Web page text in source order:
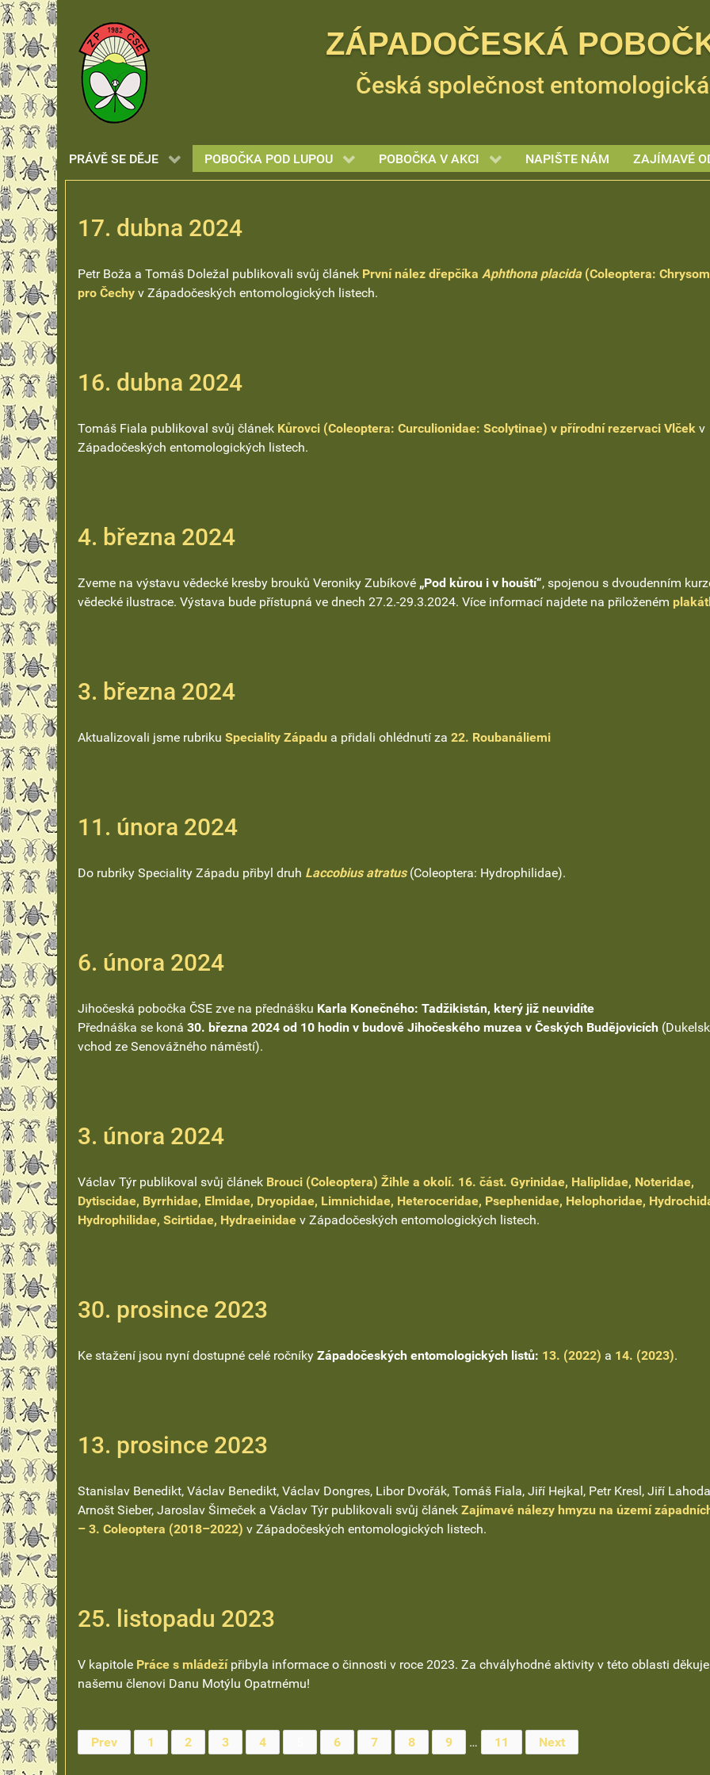
ZÁPADOČESKÁ
Česká společnost entomologická
PRÁVĚ SE DĚJE POBOČKA POD LUPOU POBOČKA V AKCI NAPIŠTE NÁM ZAJÍMAVÉ
17. dubna 2024
Petr Boža a Tomáš Doležal publikovali svůj článek První nález dřepčíka Aphthona placida(Coleoptera:
pro Čechy v Západočeských entomologických listech.
16. dubna 2024
Tomáš Fiala publikoval svůj článek Kůrovci (Coleoptera: Curculionidae: Scolytinae) v přírodní rezervaci Vlček v
Západočeských entomologických listech.
4. března 2024
Zveme na výstavu vědecké kresby brouků Veroniky Zubíkové „Pod kůrou i v houští“, spojenou s dvoudenním
vědecké ilustrace. Výstava bude přístupná ve dnech 27.2.-29.3.2024. Více informací najdete na přiloženém
3. března 2024
Aktualizovali jsme rubriku Speciality Západu a přidali ohlédnutí za 22. Roubanáliemi
11. února 2024
Do rubriky Speciality Západu přibyl druh Laccobius atratus(Coleoptera: Hydrophilidae).
6. února 2024
Jihočeská pobočka ČSE zve na přednášku Karla Konečného: Tadžikistán, který již neuvidíte
Přednáška se koná 30. března 2024 od 10 hodin v budově Jihočeského muzea v Českých Budějovicích
vchod ze Senovážného náměstí).
3. února 2024
Václav Týr publikoval svůj článek Brouci (Coleoptera) Žihle a okolí. 16. část. Gyrinidae, Haliplidae, Noteridae,
Dytiscidae, Byrrhidae, Elmidae, Dryopidae, Limnichidae, Heteroceridae, Psephenidae, Helophoridae,
Hydrophilidae, Scirtidae, Hydraeinidae v Západočeských entomologických listech.
30. prosince 2023
Ke stažení jsou nyní dostupné celé ročníky Západočeských entomologických listů: 13. (2022) a 14. (2023).
13. prosince 2023
Stanislav Benedikt, Václav Benedikt, Václav Dongres, Libor Dvořák, Tomáš Fiala, Jiří Hejkal, Petr Kresl, Jiří
Arnošt Sieber, Jaroslav Šimeček a Václav Týr publikovali svůj článek Zajímavé nálezy hmyzu na území
– 3. Coleoptera (2018–2022) v Západočeských entomologických listech.
25. listopadu 2023
V kapitole Práce s mládežípřibyla informace o činnosti v roce 2023. Za chvályhodné aktivity v této oblasti
našemu členovi Danu Motýlu Opatrnému!
Prev 1 2 3 4 6 7 8 9 … 11 Next